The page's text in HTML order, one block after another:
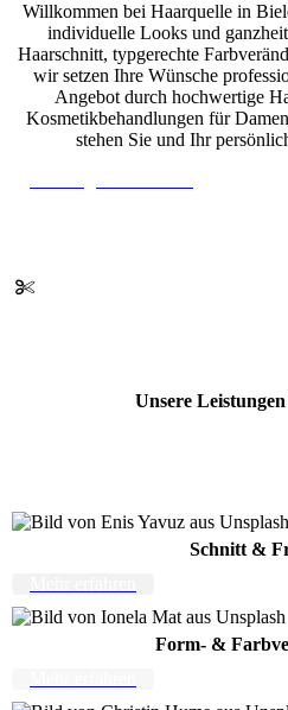
Willkommen bei Haarquelle in
individuelle Looks und
Haarschnitt, typgerechte
wir setzen Ihre Wünsche
Angebot durch hochwertige
Kosmetikbehandlungen für
stehen Sie und Ihr
Unsere
Schnitt &
Form- &